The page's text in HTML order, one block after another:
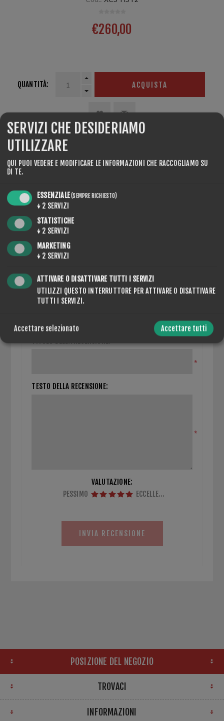
€260,00
QUANTITÀ: ACQUISTA
CONDIVIDERE:
CHIUDI MODULO DI REVISIONE
Solo gli utenti registrati possono scrivere recensioni
TITOLO DELLA RECENSIONE:
*
TESTO DELLA RECENSIONE:
*
VALUTAZIONE:
PESSIMO
ECCELLENTE
INVIA RECENSIONE
POSIZIONE DEL NEGOZIO
TROVACI
INFORMAZIONI
SERVIZI CHE DESIDERIAMO
UTILIZZARE
QUI PUOI VEDERE E MODIFICARE LE INFORMAZIONI CHE RACCOGLIAMO SU
DI TE.
ESSENZIALE(SEMPRE RICHIESTO)
↓ 2 SERVIZI
STATISTICHE
↓ 2 SERVIZI
MARKETING
↓ 2 SERVIZI
ATTIVARE O DISATTIVARE TUTTI I SERVIZI
UTILIZZI QUESTO INTERRUTTORE PER ATTIVARE O DISATTIVARE
TUTTI I SERVIZI.
Accettare selezionato Accettare tutti